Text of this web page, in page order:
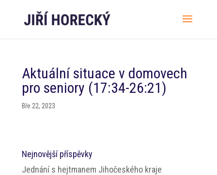
Aktuální situace v domovech
pro seniory (17:34-26:21)
Bře 22, 2023
Nejnovější příspěvky
Jednání s hejtmanem Jihočeského kraje